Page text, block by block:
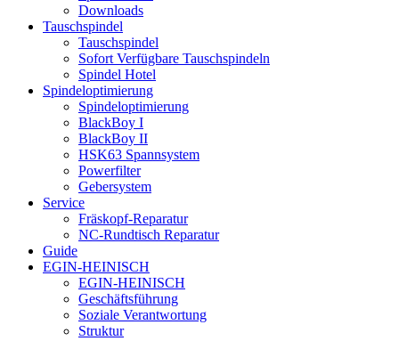
Downloads
Tauschspindel
Tauschspindel
Sofort Verfügbare Tauschspindeln
Spindel Hotel
Spindeloptimierung
Spindeloptimierung
BlackBoy I
BlackBoy II
HSK63 Spannsystem
Powerfilter
Gebersystem
Service
Fräskopf-Reparatur
NC-Rundtisch Reparatur
Guide
EGIN-HEINISCH
EGIN-HEINISCH
Geschäftsführung
Soziale Verantwortung
Struktur